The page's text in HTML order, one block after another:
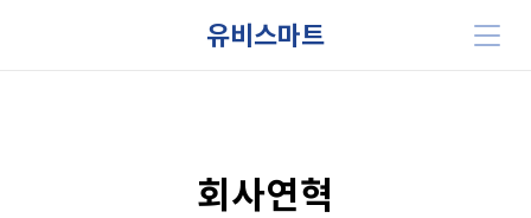
유비스마트
회사연혁